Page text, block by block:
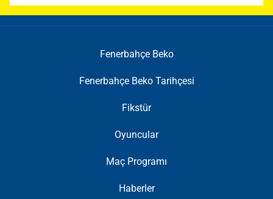
Fenerbahçe Beko
Fenerbahçe Beko Tarihçesi
Fikstür
Oyuncular
Maç Programı
Haberler